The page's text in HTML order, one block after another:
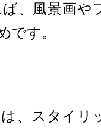
、風景画や
です。
、スタイリ